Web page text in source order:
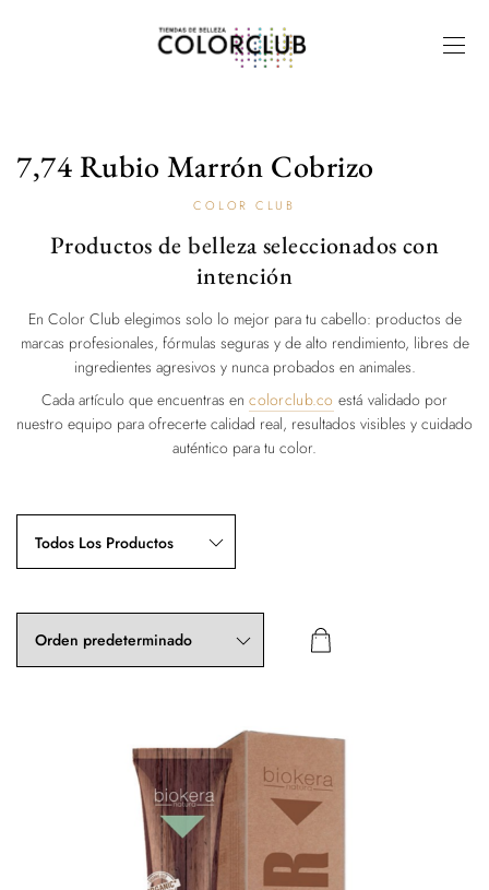
7,74 Rubio Marrón Cobrizo
COLOR CLUB
Productos de belleza seleccionados con
intención
En Color Club elegimos solo lo mejor para tu cabello: productos de
marcas profesionales, fórmulas seguras y de alto rendimiento, libres de
ingredientes agresivos y nunca probados en animales.
Cada artículo que encuentras encolorclub.co está validado por
nuestro equipo para ofrecerte calidad real, resultados visibles y cuidado
auténtico para tu color.
Todos Los Productos